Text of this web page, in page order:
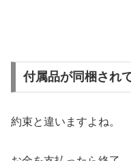
付属品が同梱され
約束と違いますよね。